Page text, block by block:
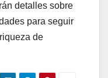
detalles sobre
para seguir
de